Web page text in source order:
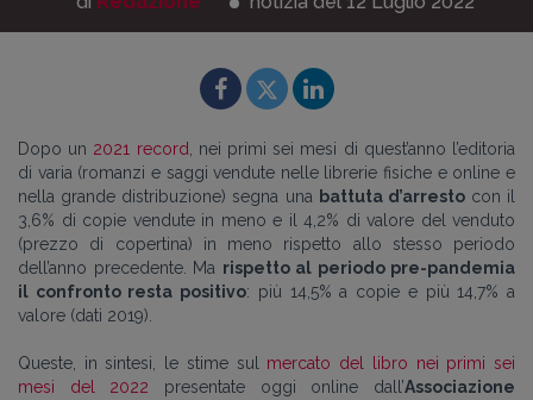
Dopo un 2021 record
, nei primi sei mesi di quest’anno l’editoria
di varia (romanzi e saggi vendute nelle librerie fisiche e online e
nella grande distribuzione) segna una battuta d’arrestocon il
3,6% di copie vendute in meno e il 4,2% di valore del venduto
(prezzo di copertina) in meno rispetto allo stesso periodo
dell’anno precedente. Ma rispetto al periodo pre-pandemia
il confronto resta positivo: più 14,5% a copie e più 14,7% a
valore (dati 2019).
Queste, in sintesi, le stime sul mercato del libro nei primi sei
mesi del 2022 presentate oggi online dall’Associazione